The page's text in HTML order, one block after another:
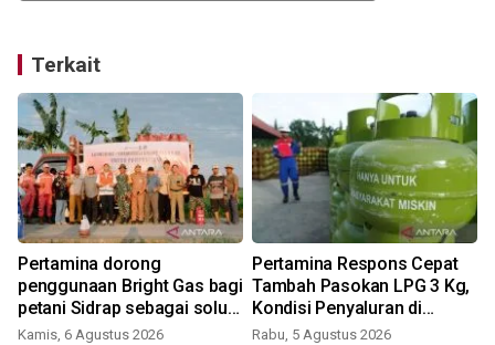
Terkait
Pertamina dorong
penggunaan Bright Gas bagi
petani Sidrap sebagai solusi
energi irigasi
Kamis, 6 Agustus 2026
Pertamina Respons Cepat
Tambah Pasokan LPG 3 Kg,
Kondisi Penyaluran di
Sulawesi Selatan
Rabu, 5 Agustus 2026